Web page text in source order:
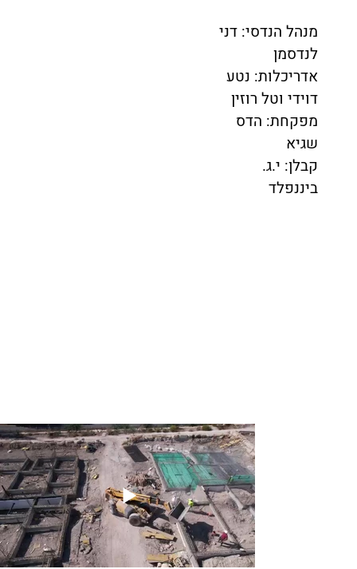
מנהל הנדסי: דני
לנדסמן
אדריכלות: נטע
דוידי וטל רוזין
מפקחת: הדס
שגיא
קבלן: י.ג.
ביננפלד